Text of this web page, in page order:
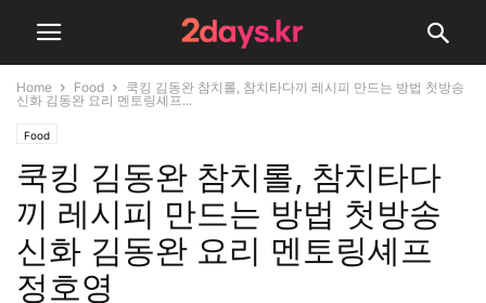
Home Food
쿡킹 김동완 참치롤, 참치타다끼 레시피 만드는 방법 첫방송
신화 김동완 요리 멘토링셰프...
Food
쿡킹 김동완 참치롤, 참치타다
끼 레시피 만드는 방법 첫방송
신화 김동완 요리 멘토링셰프
정호영